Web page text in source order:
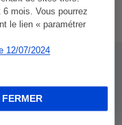
mois. Vous pourrez
le lien « paramétrer
12/07/2024